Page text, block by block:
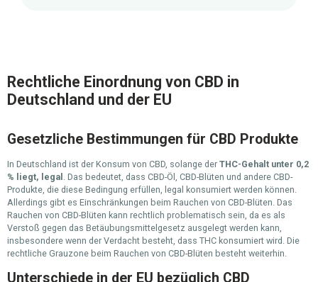
Rechtliche Einordnung von CBD in
Deutschland und der EU
Gesetzliche Bestimmungen für CBD Produkte
In Deutschland ist der Konsum von CBD, solange der THC-Gehalt unter 0,2
% liegt, legal
. Das bedeutet, dass CBD-Öl, CBD-Blüten und andere CBD-
Produkte, die diese Bedingung erfüllen, legal konsumiert werden können.
Allerdings gibt es Einschränkungen beim Rauchen von CBD-Blüten. Das
Rauchen von CBD-Blüten kann rechtlich problematisch sein, da es als
Verstoß gegen das Betäubungsmittelgesetz ausgelegt werden kann,
insbesondere wenn der Verdacht besteht, dass THC konsumiert wird. Die
rechtliche Grauzone beim Rauchen von CBD-Blüten besteht weiterhin.
Unterschiede in der EU bezüglich CBD